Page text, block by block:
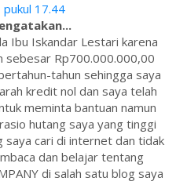
17.44
Ibu Iskandar Lestari karena
sebesar Rp700.000.000,00
tahun sehingga saya
kredit nol dan saya telah
meminta bantuan namun
hutang saya yang tinggi
saya cari di internet dan tidak
dan belajar tentang
di salah satu blog saya